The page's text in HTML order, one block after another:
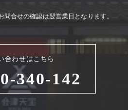
合わせはこちら
340-142
合せの確認は翌営業⽇となります。